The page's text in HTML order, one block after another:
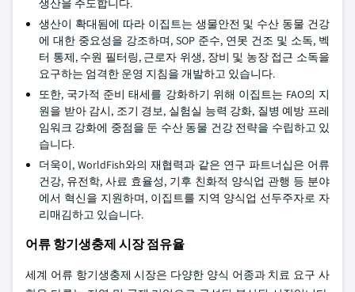
생산을 주도합니다.
생산이 확대됨에 따라 이집트는 생물안전 및 수산 동물 건강
에 대한 중요성을 강조하며, SOP 준수, 연못 건조 및 소독, 벡
터 통제, 수원 필터링, 근로자 위생, 장비 및 농장 접근 소독을
요구하는 엄격한 운영 지침을 개발하고 있습니다.
또한, 국가적 준비 태세를 강화하기 위해 이집트는 FAO의 지
원을 받아 감시, 조기 경보, 실험실 능력 강화, 질병 예방 프레
임워크 강화에 중점을 둔 수산 동물 건강 전략을 수립하고 있
습니다.
더욱이, WorldFish와의 재협력과 같은 연구 파트너십은 어류
건강, 유전학, 사료 효율성, 기후 친화적 양식업 관행 등 분야
에서 혁신을 지원하며, 이집트를 지역 양식업 선두주자로 자
리매김하고 있습니다.
어류 항기생충제 시장 점유율
세계 어류 항기생충제 시장은 다양한 양식 어종과 치료 요구 사